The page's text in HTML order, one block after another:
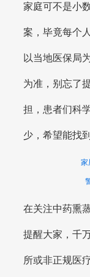
家庭可不是小
案，毕竟每个
以当地医保局
为准，别忘了
担，患者们科
少，希望能找
家
在关注中药熏
提醒大家，千
所或非正规医